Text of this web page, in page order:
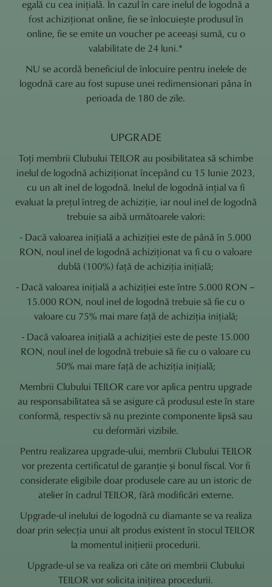
egală cu cea inițială. În cazul în care inelul de logodnă a
fost achiziționat online, fie se înlocuiește produsul în
online, fie se emite un voucher pe aceeași sumă, cu o
valabilitate de 24 luni.*
NU se acordă beneficiul de înlocuire pentru inelele de
logodnă care au fost supuse unei redimensionari pâna în
perioada de 180 de zile.
UPGRADE
Toți membrii Clubului TEILOR au posibilitatea să schimbe
inelul de logodnă achiziționat începând cu 15 Iunie 2023,
cu un alt inel de logodnă. Inelul de logodnă ințial va fi
evaluat la prețul întreg de achiziție, iar noul inel de logodnă
trebuie sa aibă următoarele valori:
- Dacă valoarea inițială a achiziției este de până în 5.000
RON, noul inel de logodnă achiziționat va fi cu o valoare
dublă (100%) față de achiziția inițială;
- Dacă valoarea inițială a achiziției este între 5.000 RON –
15.000 RON, noul inel de logodnă trebuie să fie cu o
valoare cu 75% mai mare față de achiziția inițială;
- Dacă valoarea inițială a achiziției este de peste 15.000
RON, noul inel de logodnă trebuie să fie cu o valoare cu
50% mai mare față de achiziția inițială;
Membrii Clubului TEILOR care vor aplica pentru upgrade
au responsabilitatea să se asigure că produsul este în stare
conformă, respectiv să nu prezinte componente lipsă sau
cu deformări vizibile.
Pentru realizarea upgrade-ului, membrii Clubului TEILOR
vor prezenta certificatul de garanție și bonul fiscal. Vor fi
considerate eligibile doar produsele care au un istoric de
atelier în cadrul TEILOR, fără modificări externe.
Upgrade-ul inelului de logodnă cu diamante se va realiza
doar prin selecția unui alt produs existent în stocul TEILOR
la momentul inițierii procedurii.
Upgrade-ul se va realiza ori câte ori membrii Clubului
TEILOR vor solicita inițirea procedurii.